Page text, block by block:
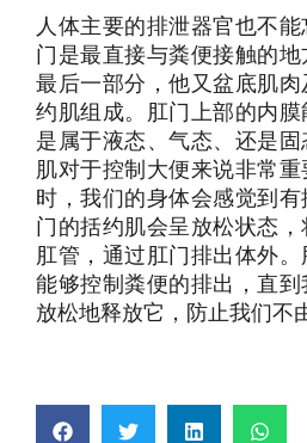
人体主要的排泄器官也不
门是最直接与粪便接触的
最后一部分，他又盆底肌
约肌组成。肛门上部的内
是属于液态、气态、还是
肌对于控制大便来说非常
时，我们的身体会感觉到
门的括约肌会呈放松状态，
肛管，通过肛门排出体外
能够控制粪便的排出，直
放松地释放它，防止我们不